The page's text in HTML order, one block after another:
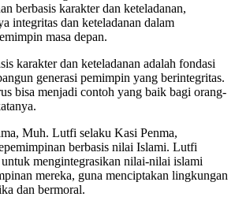
berbasis karakter dan keteladanan,
integritas dan keteladanan dalam
masa depan.
karakter dan keteladanan adalah fondasi
generasi pemimpin yang berintegritas.
bisa menjadi contoh yang baik bagi orang-
Muh. Lutfi selaku Kasi Penma,
berbasis nilai Islami. Lutfi
untuk mengintegrasikan nilai-nilai islami
mereka, guna menciptakan lingkungan
dan bermoral.